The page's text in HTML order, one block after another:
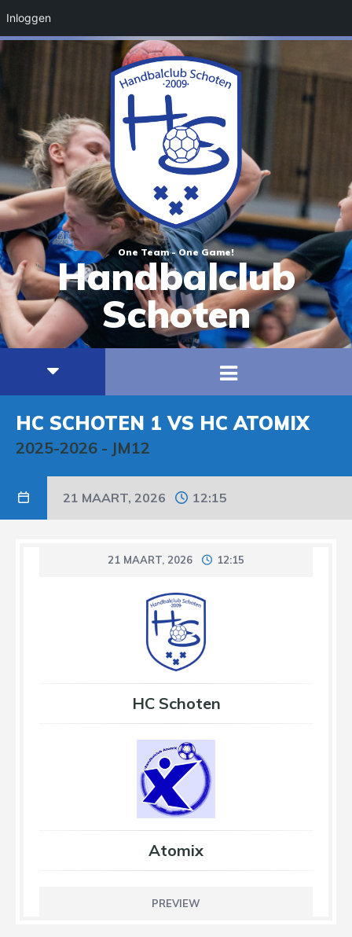
One Team - One Game!
Handbalclub
Schoten
HC SCHOTEN 1 VS HC ATOMIX
2025-2026 - JM12
21 MAART, 2026 12:15
21 MAART, 2026 12:15
HC Schoten
Atomix
PREVIEW
Inloggen